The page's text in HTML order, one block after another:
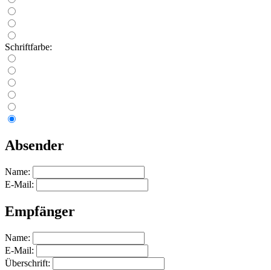
Schriftfarbe:
Absender
Name:
E-Mail:
Empfänger
Name:
E-Mail:
Überschrift: